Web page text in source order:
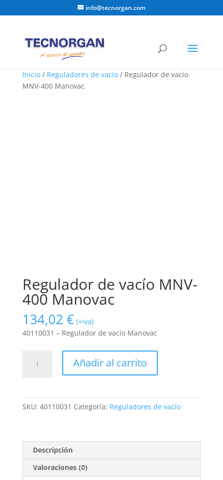
info@tecnorgan.com
Inicio/ Reguladores de vacío/ Regulador de vacío
MNV-400 Manovac
Regulador de vacío MNV-
400 Manovac
134,02 € (+iva)
40110031 – Regulador de vacío Manovac
Añadir al carrito
SKU: 40110031 Categoría: Reguladores de vacío
Descripción
Valoraciones (0)